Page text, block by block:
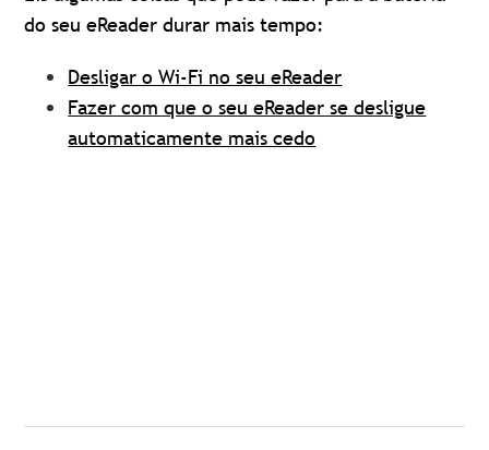
do seu eReader durar mais tempo:
Desligar o Wi-Fi no seu eReader
Fazer com que o seu eReader se desligue
automaticamente mais cedo